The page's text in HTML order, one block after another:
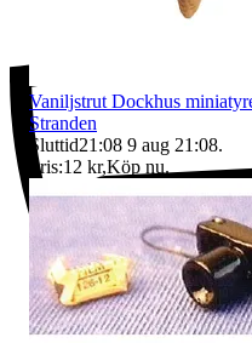
Vaniljstrut Dockhus
Stranden
Sluttid21:08 9 aug 21:08.
Pris:12 kr,Köp nu.